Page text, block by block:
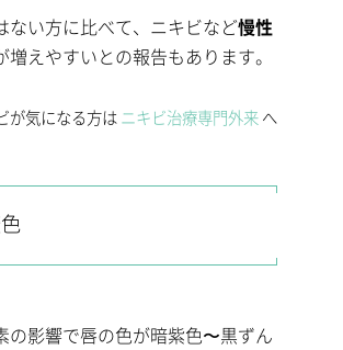
ない方に比べて、ニキビなど慢性
増えやすいとの報告もあります。
が気になる方は ニキビ治療専門外来へ
の影響で唇の色が暗紫色〜黒ずん